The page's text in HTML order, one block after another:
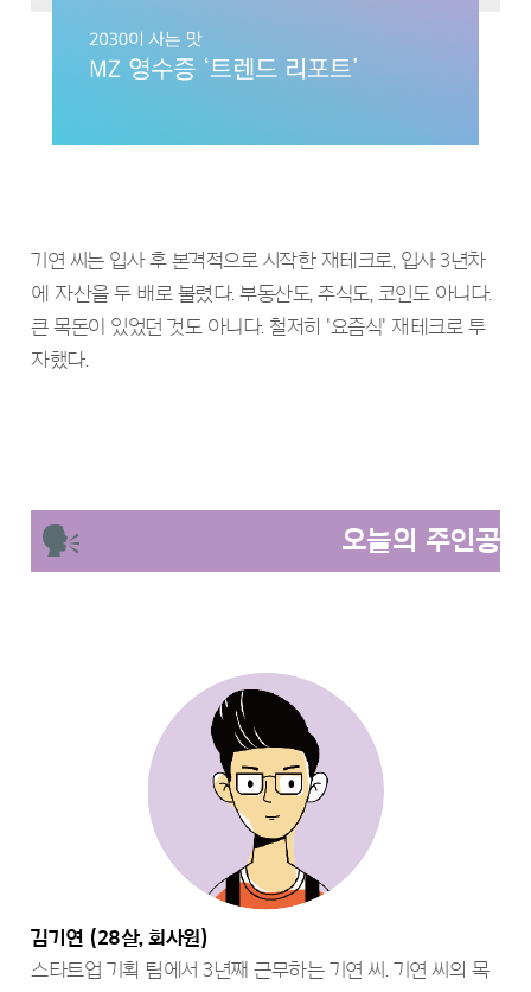
기연 씨는 입사 후 본격적으로 시작한 재테크로, 입사 3년차
에 자산을 두 배로 불렸다. 부동산도, 주식도, 코인도 아니다.
큰 목돈이 있었던 것도 아니다. 철저히 '요즘식' 재테크로 투
자했다.
오늘의 주인공
김기연 (28살, 회사원)
스타트업 기획 팀에서 3년째 근무하는 기연 씨. 기연 씨의 목